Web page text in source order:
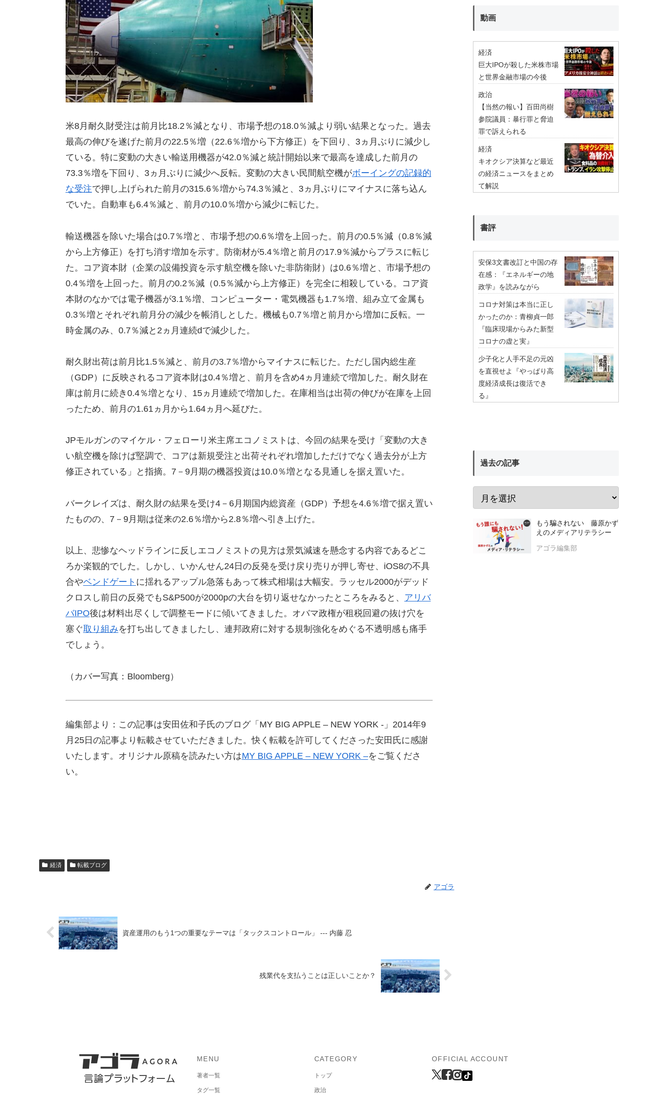
米8月耐久財受注は前月比18.2％減となり、市場予想の18.0％減より弱い結果となった。過去
最高の伸びを遂げた前月の22.5％増（22.6％増から下方修正）を下回り、3ヵ月ぶりに減少し
ている。特に変動の大きい輸送用機器が42.0％減と統計開始以来で最高を達成した前月の
73.3％増を下回り、3ヵ月ぶりに減少へ反転。変動の大きい民間航空機がボーイングの記録的
な受注で押し上げられた前月の315.6％増から74.3％減と、3ヵ月ぶりにマイナスに落ち込ん
でいた。自動車も6.4％減と、前月の10.0％増から減少に転じた。
輸送機器を除いた場合は0.7％増と、市場予想の0.6％増を上回った。前月の0.5％減（0.8％減
から上方修正）を打ち消す増加を示す。防衛材が5.4％増と前月の17.9％減からプラスに転じ
た。コア資本財（企業の設備投資を示す航空機を除いた非防衛財）は0.6％増と、市場予想の
0.4％増を上回った。前月の0.2％減（0.5％減から上方修正）を完全に相殺している。コア資
本財のなかでは電子機器が3.1％増、コンピューター・電気機器も1.7％増、組み立て金属も
0.3％増とそれぞれ前月分の減少を帳消しとした。機械も0.7％増と前月から増加に反転。一
時金属のみ、0.7％減と2ヵ月連続dで減少した。
耐久財出荷は前月比1.5％減と、前月の3.7％増からマイナスに転じた。ただし国内総生産
（GDP）に反映されるコア資本財は0.4％増と、前月を含め4ヵ月連続で増加した。耐久財在
庫は前月に続き0.4％増となり、15ヵ月連続で増加した。在庫相当は出荷の伸びが在庫を上回
ったため、前月の1.61ヵ月から1.64ヵ月へ延びた。
JPモルガンのマイケル・フェローリ米主席エコノミストは、今回の結果を受け「変動の大き
い航空機を除けば堅調で、コアは新規受注と出荷それぞれ増加しただけでなく過去分が上方
修正されている」と指摘。7－9月期の機器投資は10.0％増となる見通しを据え置いた。
バークレイズは、耐久財の結果を受け4－6月期国内総資産（GDP）予想を4.6％増で据え置い
たものの、7－9月期は従来の2.6％増から2.8％増へ引き上げた。
以上、悲惨なヘッドラインに反しエコノミストの見方は景気減速を懸念する内容であるどこ
ろか楽観的でした。しかし、いかんせん24日の反発を受け戻り売りが押し寄せ、iOS8の不具
合やベンドゲート に揺れるアップル急落もあって株式相場は大幅安。ラッセル2000がデッド
クロスし前日の反発でもS&P500が2000pの大台を切り返せなかったところをみると、 アリバ
バIPO後は材料出尽くしで調整モードに傾いてきました。オバマ政権が租税回避の抜け穴を
塞ぐ取り組みを打ち出してきましたし、連邦政府に対する規制強化をめぐる不透明感も痛手
でしょう。
（カバー写真：Bloomberg）
編集部より：この記事は安田佐和子氏のブログ「MY BIG APPLE – NEW YORK -」2014年9
月25日の記事より転載させていただきました。快く転載を許可してくださった安田氏に感謝
いたします。オリジナル原稿を読みたい方はMY BIG APPLE – NEW YORK –をご覧くださ
い。
経済 転載ブログ
アゴラ
資産運用のもう1つの重要なテーマは「タックスコントロール」 --- 内藤 忍
残業代を支払うことは正しいことか？
動画
経済
巨大IPOが殺した米株市場
と世界金融市場の今後
政治
【当然の報い】百田尚樹
参院議員：暴行罪と脅迫
罪で訴えられる
経済
キオクシア決算など最近
の経済ニュースをまとめ
て解説
書評
安保3文書改訂と中国の存
在感：『エネルギーの地
政学』を読みながら
コロナ対策は本当に正し
かったのか：青柳貞一郎
『臨床現場からみた新型
コロナの虚と実』
少子化と人手不足の元凶
を直視せよ『やっぱり高
度経済成長は復活でき
る』
過去の記事
もう騙されない 藤原かず
えのメディアリテラシー
アゴラ編集部
MENU
著者一覧
タグ一覧
CATEGORY
トップ
政治
OFFICIAL ACCOUNT